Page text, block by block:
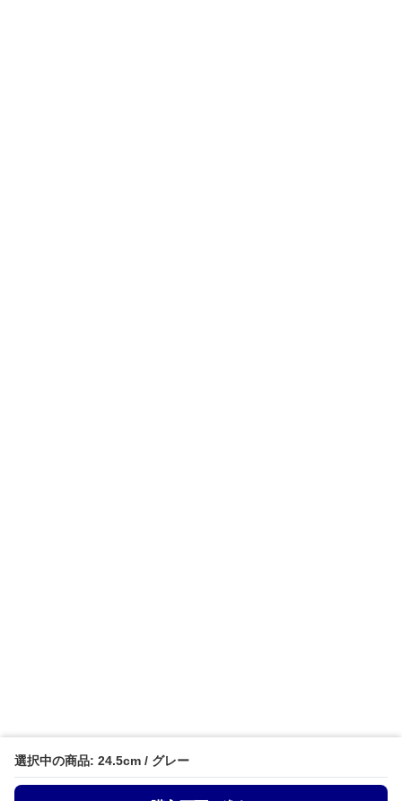
選択中の商品: 24.5cm / グレー